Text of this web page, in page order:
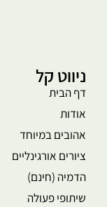
ניווט קל
דף הבית
אודות
אהובים במיוחד
ציורים אורגינליים
הדמיה (חינם)
שיתופי פעולה